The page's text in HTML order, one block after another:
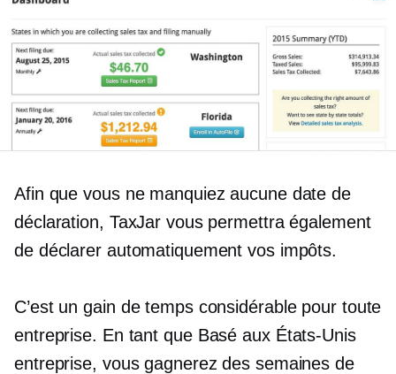
Afin que vous ne manquiez aucune date de
déclaration, TaxJar vous permettra également
de déclarer automatiquement vos impôts.
C’est un gain de temps considérable pour toute
entreprise. En tant que Basé aux États-Unis
entreprise, vous gagnerez des semaines de